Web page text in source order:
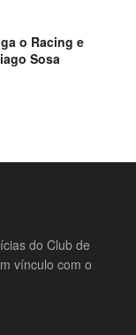
o Racing e
Sosa
do Club de
vínculo com o